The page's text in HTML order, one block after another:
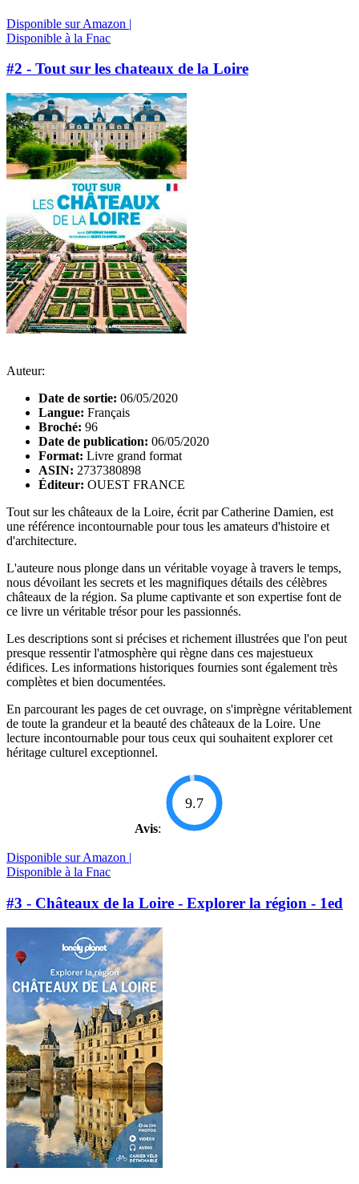
Disponible sur Amazon |
Disponible à la Fnac
#2 - Tout sur les chateaux de la Loire
Auteur:
Date de sortie: 06/05/2020
Langue: Français
Broché: 96
Date de publication: 06/05/2020
Format: Livre grand format
ASIN: 2737380898
Éditeur: OUEST FRANCE
Tout sur les châteaux de la Loire, écrit par Catherine Damien, est
une référence incontournable pour tous les amateurs d'histoire et
d'architecture.
L'auteure nous plonge dans un véritable voyage à travers le temps,
nous dévoilant les secrets et les magnifiques détails des célèbres
châteaux de la région. Sa plume captivante et son expertise font de
ce livre un véritable trésor pour les passionnés.
Les descriptions sont si précises et richement illustrées que l'on peut
presque ressentir l'atmosphère qui règne dans ces majestueux
édifices. Les informations historiques fournies sont également très
complètes et bien documentées.
En parcourant les pages de cet ouvrage, on s'imprègne véritablement
de toute la grandeur et la beauté des châteaux de la Loire. Une
lecture incontournable pour tous ceux qui souhaitent explorer cet
héritage culturel exceptionnel.
Avis:
9.7
Disponible sur Amazon |
Disponible à la Fnac
#3 - Châteaux de la Loire - Explorer la région - 1ed